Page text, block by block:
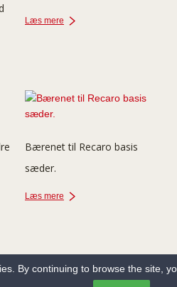
Læs mere
Bærenet til Recaro basis
sæder.
Læs mere
By continuing to browse the site,